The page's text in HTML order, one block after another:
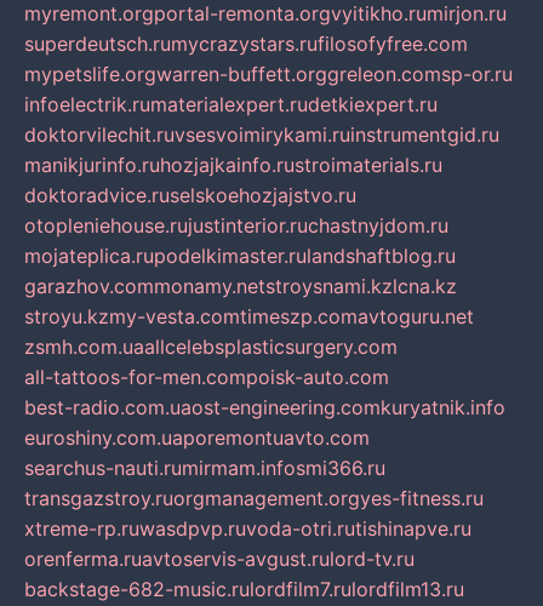
myremont.orgportal-remonta.orgvyitikho.rumirjon.ru
superdeutsch.rumycrazystars.rufilosofyfree.com
mypetslife.orgwarren-buffett.orggreleon.comsp-or.ru
infoelectrik.rumaterialexpert.rudetkiexpert.ru
doktorvilechit.ruvsesvoimirykami.ruinstrumentgid.ru
manikjurinfo.ruhozjajkainfo.rustroimaterials.ru
doktoradvice.ruselskoehozjajstvo.ru
otopleniehouse.rujustinterior.ruchastnyjdom.ru
mojateplica.rupodelkimaster.rulandshaftblog.ru
garazhov.commonamy.netstroysnami.kzlcna.kz
stroyu.kzmy-vesta.comtimeszp.comavtoguru.net
zsmh.com.uaallcelebsplasticsurgery.com
all-tattoos-for-men.compoisk-auto.com
best-radio.com.uaost-engineering.comkuryatnik.info
euroshiny.com.uaporemontuavto.com
searchus-nauti.rumirmam.infosmi366.ru
transgazstroy.ruorgmanagement.orgyes-fitness.ru
xtreme-rp.ruwasdpvp.ruvoda-otri.rutishinapve.ru
orenferma.ruavtoservis-avgust.rulord-tv.ru
backstage-682-music.rulordfilm7.rulordfilm13.ru